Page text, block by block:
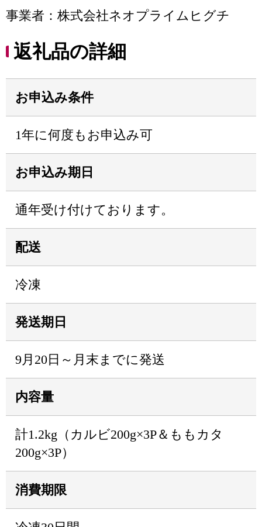
事業者：株式会社ネオプライムヒグチ
返礼品の詳細
お申込み条件
1年に何度もお申込み可
お申込み期日
通年受け付けております。
配送
冷凍
発送期日
9月20日～月末までに発送
内容量
計1.2kg（カルビ200g×3P＆ももカタ
200g×3P）
消費期限